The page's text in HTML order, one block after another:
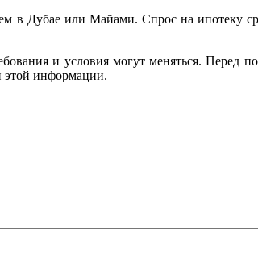
в Дубае или Майами. Спрос на ипотеку
и условия могут меняться. Перед
этой информации.